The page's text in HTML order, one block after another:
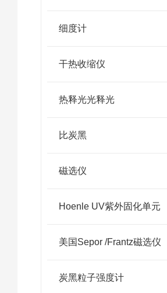
细度计
干热收缩仪
热释光光释光
比炭黑
磁选仪
Hoenle UV紫外固化单元
美国Sepor /Frantz磁选仪
炭黑粒子强度计